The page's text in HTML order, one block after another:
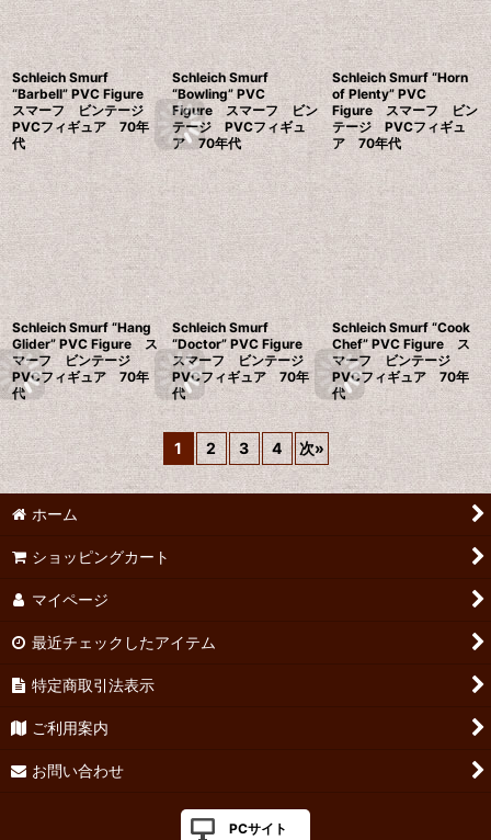
Schleich Smurf
“Barbell” PVC Figure
スマーフ ビンテージ
PVCフィギュア 70年
代
Schleich Smurf
“Bowling” PVC
Figure スマーフ ビン
テージ PVCフィギュ
ア 70年代
Schleich Smurf “Horn
of Plenty” PVC
Figure スマーフ ビン
テージ PVCフィギュ
ア 70年代
Schleich Smurf “Hang
Glider” PVC Figure ス
マーフ ビンテージ
PVCフィギュア 70年
代
Schleich Smurf
“Doctor” PVC Figure
スマーフ ビンテージ
PVCフィギュア 70年
代
Schleich Smurf “Cook
Chef” PVC Figure ス
マーフ ビンテージ
PVCフィギュア 70年
代
1 2 3 4 次»
ホーム
ショッピングカート
マイページ
最近チェックしたアイテム
特定商取引法表示
ご利用案内
お問い合わせ
PCサイト